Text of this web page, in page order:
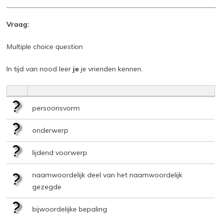
Vraag:
Multiple choice question
In tijd van nood leer je je vrienden kennen.
persoonsvorm
onderwerp
lijdend voorwerp
naamwoordelijk deel van het naamwoordelijk
gezegde
bijwoordelijke bepaling